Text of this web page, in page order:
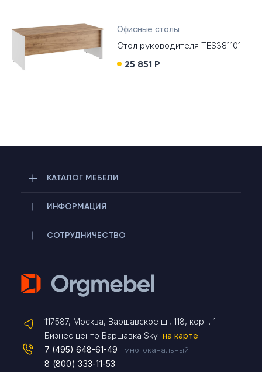
Офисные столы
Стол руководителя TES381101
25 851 Р
КАТАЛОГ МЕБЕЛИ
ИНФОРМАЦИЯ
СОТРУДНИЧЕСТВО
117587, Москва, Варшавское ш., 118, корп. 1
Бизнес центр Варшавка Sky на карте
7 (495) 648-61-49
многоканальный
8 (800) 333-11-53
Telegram
Max